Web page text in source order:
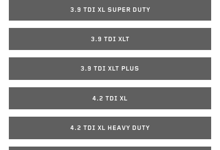
3.9 TDI XL SUPER DUTY
3.9 TDI XLT
3.9 TDI XLT PLUS
4.2 TDI XL
4.2 TDI XL HEAVY DUTY